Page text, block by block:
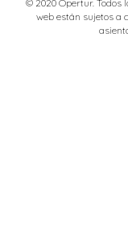
© 2020 Opertur. Todos
web están sujetos a